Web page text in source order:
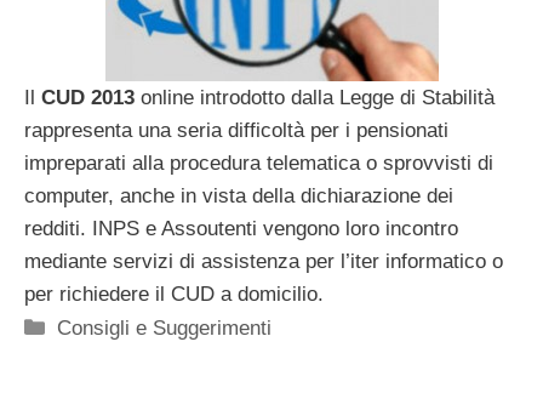
Il CUD 2013 online introdotto dalla Legge di Stabilità
rappresenta una seria difficoltà per i pensionati
impreparati alla procedura telematica o sprovvisti di
computer, anche in vista della dichiarazione dei
redditi. INPS e Assoutenti vengono loro incontro
mediante servizi di assistenza per l’iter informatico o
per richiedere il CUD a domicilio.
Categorie
Consigli e Suggerimenti